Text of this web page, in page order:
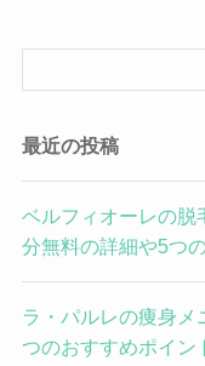
最近の投稿
ベルフィオーレの脱
分無料の詳細や5つ
ラ・パルレの痩身メ
つのおすすめポイン